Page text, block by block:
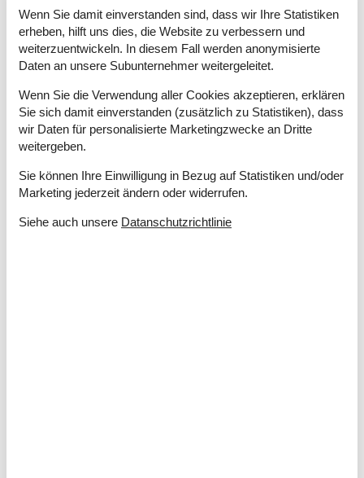
Größe des Grundstücks
8000 m²
Meer
Naturstandort
Parkplatz beim Haus
Überdachte Terrasse
Einrichtung
Anzahl Erwachsene inkl. 4-11 Jahre
Baujahr
1974
Bebaute Fläche
Ferienhaus
Gefrierkapazität (Anzahl Liter)
Wenn Sie damit einverstanden sind, dass wir Ihre Statistiken
erheben, hilft uns dies, die Website zu verbessern und
weiterzuentwickeln. In diesem Fall werden anonymisierte
Daten an unsere Subunternehmer weitergeleitet.
Wenn Sie die Verwendung aller Cookies akzeptieren, erklären
Sie sich damit einverstanden (zusätzlich zu Statistiken), dass
wir Daten für personalisierte Marketingzwecke an Dritte
weitergeben.
Sie können Ihre Einwilligung in Bezug auf Statistiken und/oder
Marketing jederzeit ändern oder widerrufen.
Siehe auch unsere Datanschutzrichtlinie